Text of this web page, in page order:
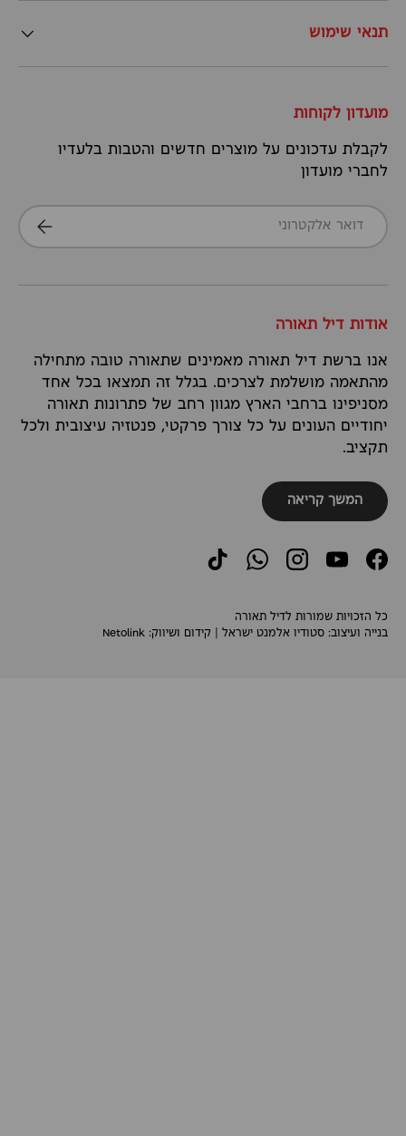
תנאי שימוש
מועדון לקוחות
לקבלת עדכונים על מוצרים חדשים והטבות בלעדיו
לחברי מועדון
דואר אלקטרוני
הרשמה
אודות דיל תאורה
אנו ברשת דיל תאורה מאמינים שתאורה טובה מתחילה
מהתאמה מושלמת לצרכים. בגלל זה תמצאו בכל אחד
מסניפינו ברחבי הארץ מגוון רחב של פתרונות תאורה
יחודיים העונים על כל צורך פרקטי, פנטזיה עיצובית ולכל
תקציב.
המשך קריאה
Facebook
YouTube
Instagram
WhatsApp
TikTok
כל הזכויות שמורות לדיל תאורה
בנייה ועיצוב: סטודיו אלמנט ישראל | קידום ושיווק: Netolink